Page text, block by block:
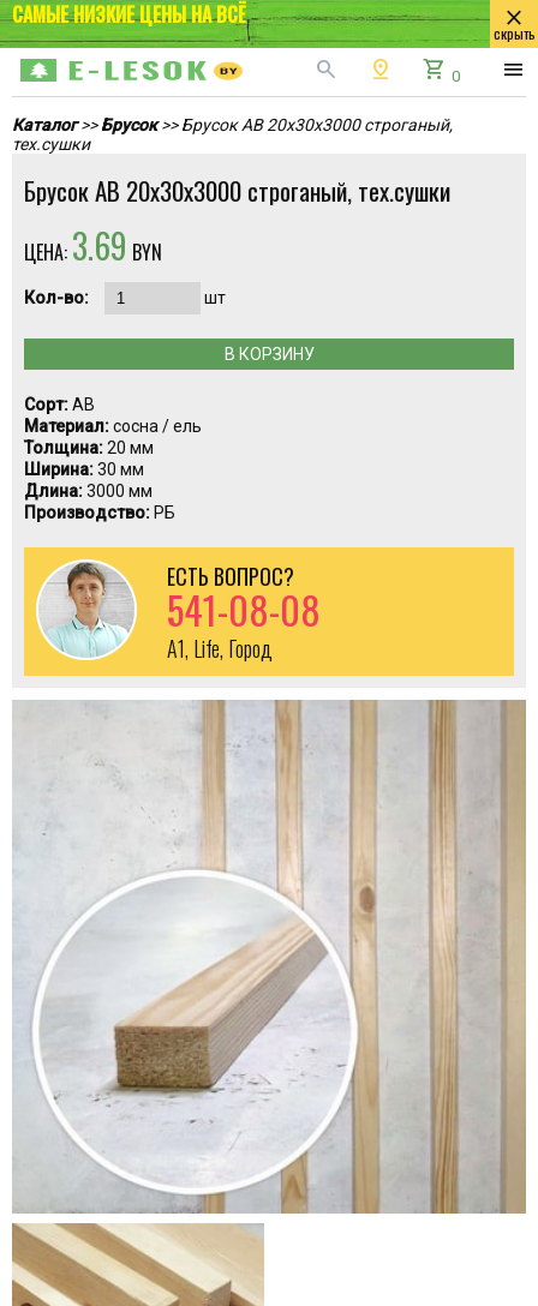
САМЫЕ НИЗКИЕ ЦЕНЫ НА ВСЁ close
скрыть
search pin_drop shopping_cart 0 menu
Каталог>>Брусок >> Брусок АВ 20x30x3000 строганый,
тех.сушки
Брусок АВ 20x30x3000 строганый, тех.сушки
ЦЕНА: 3.69 BYN
Кол-во: шт
В КОРЗИНУ
Сорт:АВ
Материал:сосна / ель
Толщина:20 мм
Ширина:30 мм
Длина:3000 мм
Производство: РБ
ЕСТЬ ВОПРОС?
541-08-08
A1, Life, Город